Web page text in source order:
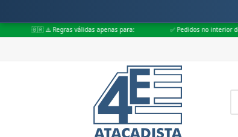
válidas apenas para: ✅ Pedidos no interior de Goiás